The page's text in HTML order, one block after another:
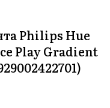
Philips Hue
Play Gradient